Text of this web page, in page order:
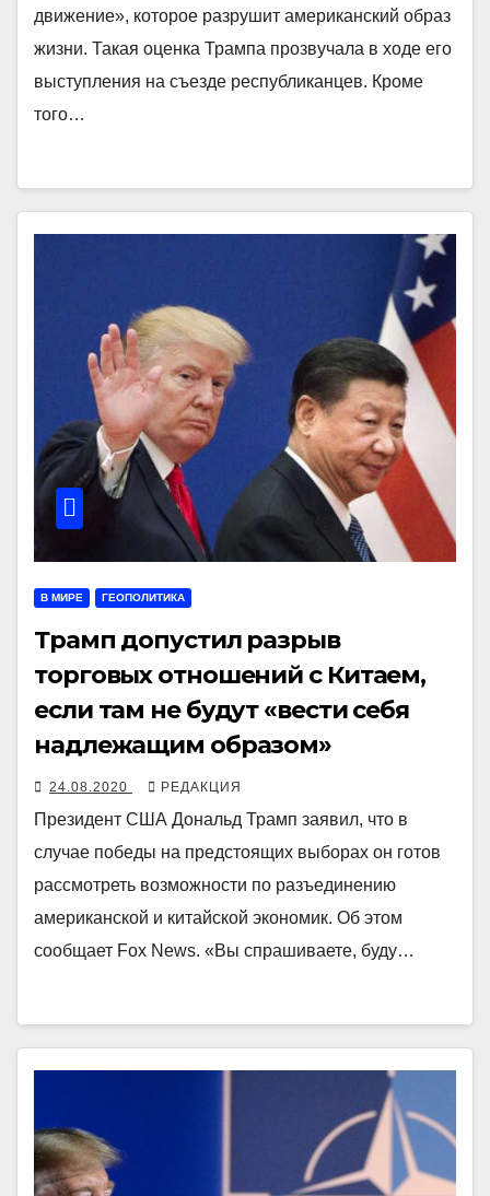
движение», которое разрушит американский образ
жизни. Такая оценка Трампа прозвучала в ходе его
выступления на съезде республиканцев. Кроме
того…
В МИРЕ ГЕОПОЛИТИКА
Трамп допустил разрыв
торговых отношений с Китаем,
если там не будут «вести себя
надлежащим образом»
24.08.2020 РЕДАКЦИЯ
Президент США Дональд Трамп заявил, что в
случае победы на предстоящих выборах он готов
рассмотреть возможности по разъединению
американской и китайской экономик. Об этом
сообщает Fox News. «Вы спрашиваете, буду…